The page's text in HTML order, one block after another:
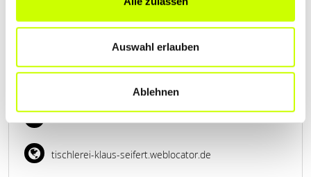
Auswahl erlauben
Ablehnen
TISCHLEREI KLAUS SEIFERT
| 36452 Diedorf DE
+493696680622
tischlerei-klaus-seifert.weblocator.de